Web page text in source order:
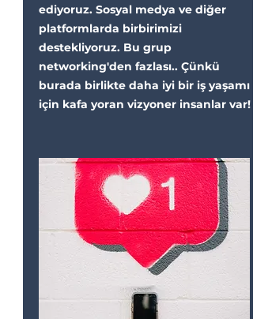
ediyoruz. Sosyal medya ve diğer
platformlarda birbirimizi
destekliyoruz. Bu grup
networking'den fazlası.. Çünkü
burada birlikte daha iyi bir iş yaşamı
için kafa yoran vizyoner insanlar var!